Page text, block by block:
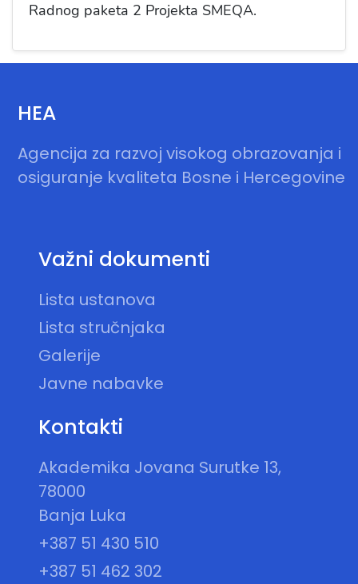
Radnog paketa 2 Projekta SMEQA.
HEA
Agencija za razvoj visokog obrazovanja i
osiguranje kvaliteta Bosne i Hercegovine
Važni dokumenti
Lista ustanova
Lista stručnjaka
Galerije
Javne nabavke
Kontakti
Akademika Jovana Surutke 13,
78000
Banja Luka
+387 51 430 510
+387 51 462 302